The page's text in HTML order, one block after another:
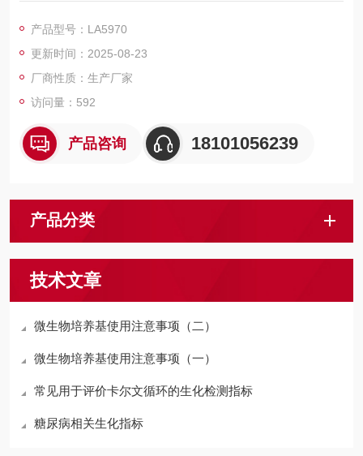
产品型号：LA5970
更新时间：2025-08-23
厂商性质：生产厂家
访问量：592
产品咨询 18101056239
产品分类
技术文章
微生物培养基使用注意事项（二）
微生物培养基使用注意事项（一）
常见用于评价卡尔文循环的生化检测指标
糖尿病相关生化指标